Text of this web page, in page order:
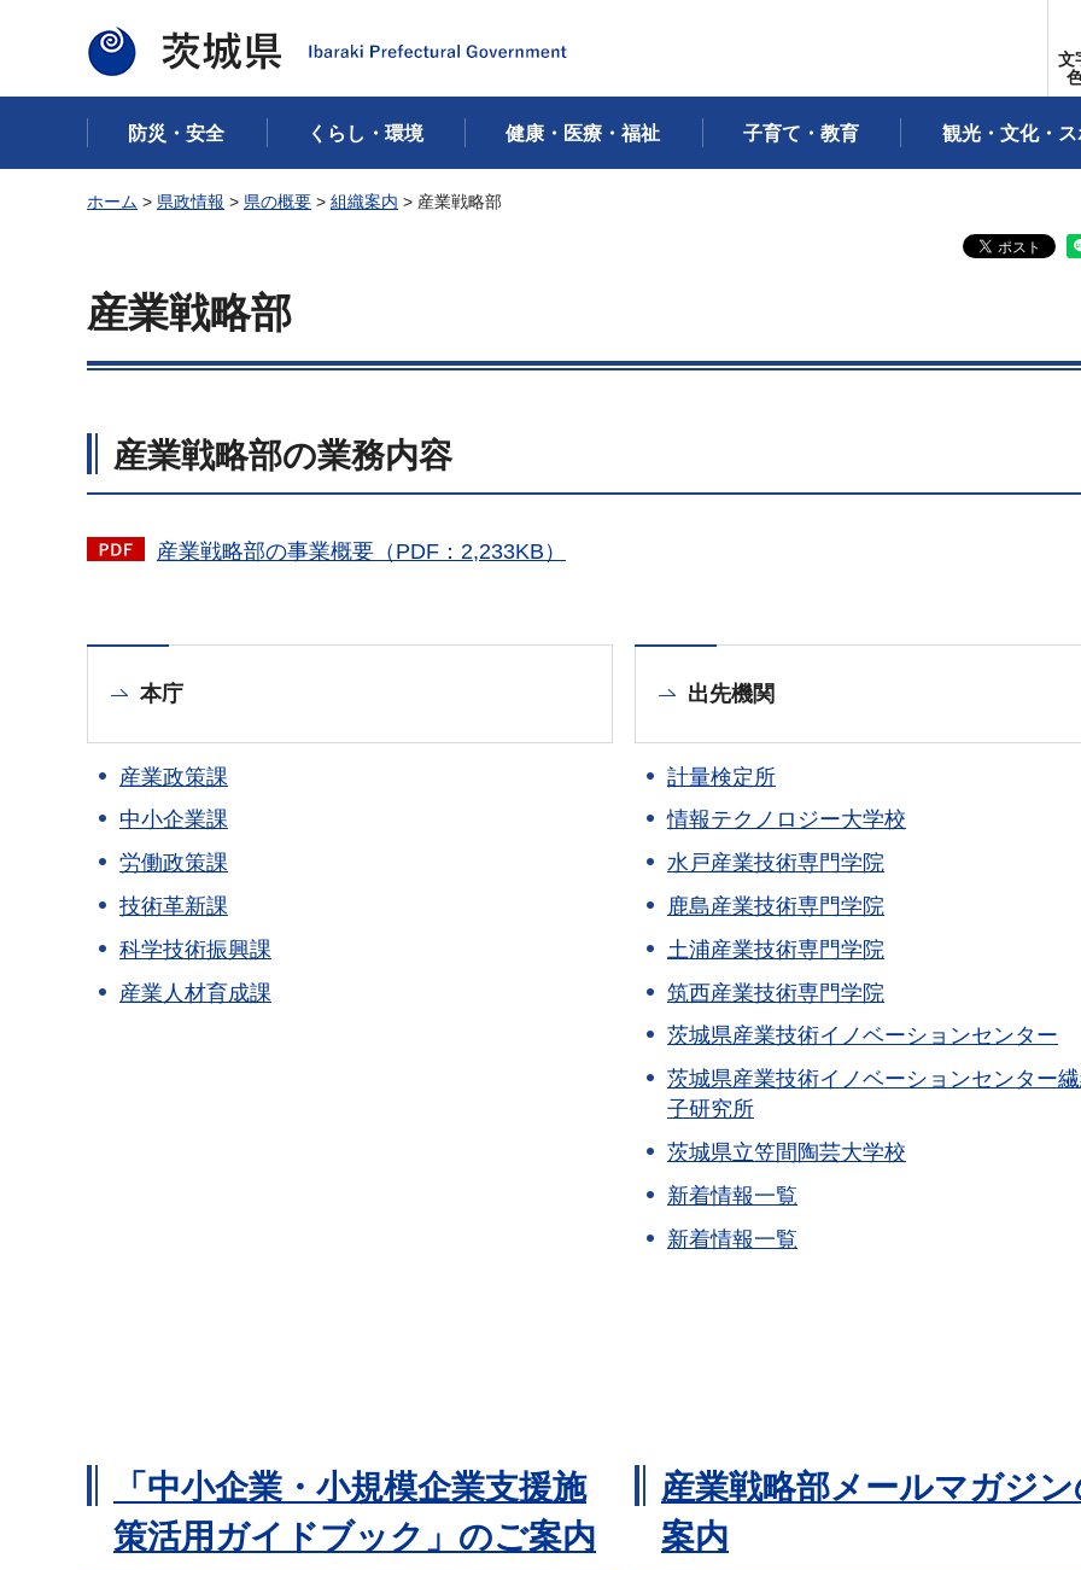
茨城県
文
防災・安全 くらし・環境 健康・医療・福祉 子育て・教育 観光・文化・
ホーム > 県政情報 > 県の概要 > 組織案内 > 産業戦略部
産業戦略部
産業戦略部の業務内容
産業戦略部の事業概要（PDF：2,233KB）
本庁
産業政策課
中小企業課
労働政策課
技術革新課
科学技術振興課
産業人材育成課
出先機関
計量検定所
情報テクノロジー大学校
水戸産業技術専門学院
鹿島産業技術専門学院
土浦産業技術専門学院
筑西産業技術専門学院
茨城県産業技術イノベーションセンター
茨城県産業技術イノベーションセンター
子研究所
茨城県立笠間陶芸大学校
新着情報一覧
新着情報一覧
「中小企業・小規模企業支援施
策活用ガイドブック」のご案内
産業戦略部メールマガジ
案内